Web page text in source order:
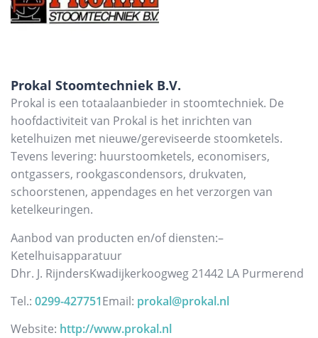
Prokal Stoomtechniek B.V.
Prokal is een totaalaanbieder in stoomtechniek. De
hoofdactiviteit van Prokal is het inrichten van
ketelhuizen met nieuwe/gereviseerde stoomketels.
Tevens levering: huurstoomketels, economisers,
ontgassers, rookgascondensors, drukvaten,
schoorstenen, appendages en het verzorgen van
ketelkeuringen.
Aanbod van producten en/of diensten:–
Ketelhuisapparatuur
Dhr. J. RijndersKwadijkerkoogweg 21442 LA Purmerend
Tel.: 0299-427751Email: prokal@prokal.nl
Website: http://www.prokal.nl